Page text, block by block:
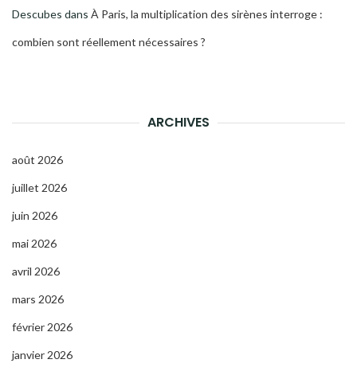
Descubes dans À Paris, la multiplication des sirènes interroge :
combien sont réellement nécessaires ?
ARCHIVES
août 2026
juillet 2026
juin 2026
mai 2026
avril 2026
mars 2026
février 2026
janvier 2026